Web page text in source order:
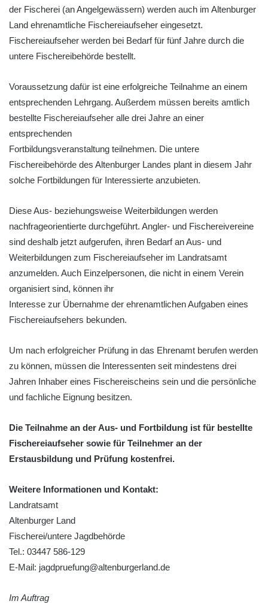
der Fischerei (an Angelgewässern) werden auch im Altenburger
Land ehrenamtliche Fischereiaufseher eingesetzt.
Fischereiaufseher werden bei Bedarf für fünf Jahre durch die
untere Fischereibehörde bestellt.
Voraussetzung dafür ist eine erfolgreiche Teilnahme an einem
entsprechenden Lehrgang. Außerdem müssen bereits amtlich
bestellte Fischereiaufseher alle drei Jahre an einer
entsprechenden
Fortbildungsveranstaltung teilnehmen. Die untere
Fischereibehörde des Altenburger Landes plant in diesem Jahr
solche Fortbildungen für Interessierte anzubieten.
Diese Aus- beziehungsweise Weiterbildungen werden
nachfrageorientierte durchgeführt. Angler- und Fischereivereine
sind deshalb jetzt aufgerufen, ihren Bedarf an Aus- und
Weiterbildungen zum Fischereiaufseher im Landratsamt
anzumelden. Auch Einzelpersonen, die nicht in einem Verein
organisiert sind, können ihr
Interesse zur Übernahme der ehrenamtlichen Aufgaben eines
Fischereiaufsehers bekunden.
Um nach erfolgreicher Prüfung in das Ehrenamt berufen werden
zu können, müssen die Interessenten seit mindestens drei
Jahren Inhaber eines Fischereischeins sein und die persönliche
und fachliche Eignung besitzen.
Die Teilnahme an der Aus- und Fortbildung ist für bestellte
Fischereiaufseher sowie für Teilnehmer an der
Erstausbildung und Prüfung kostenfrei.
Weitere Informationen und Kontakt:
Landratsamt
Altenburger Land
Fischerei/untere ­Jagdbehörde
Tel.: 03447 586-129
E-Mail: jagdpruefung@altenburgerland.de
Im Auftrag